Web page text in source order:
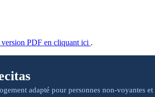
version PDF en cliquant ici .
adapté pour personnes non-voyantes